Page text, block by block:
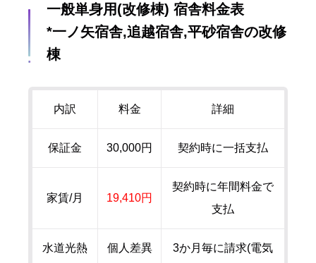
一般単身用(改修棟) 宿舎料金表
*一ノ矢宿舎,追越宿舎,平砂宿舎の改修
棟
内訳 料金 詳細
保証金 30,000円 契約時に一括支払
家賃/月 19,410円
契約時に年間料金で
支払
水道光熱
個人差異
3か月毎に請求(電気